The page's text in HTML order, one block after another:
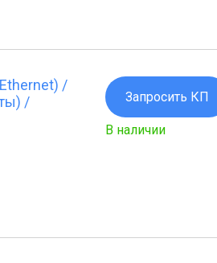
Запросить КП
В наличии
/
/